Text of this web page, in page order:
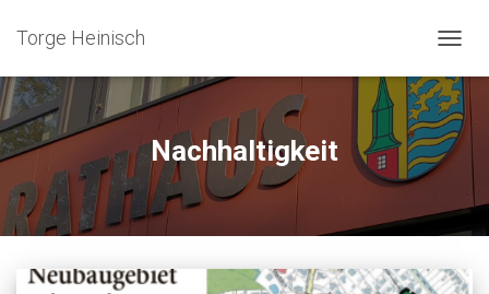
Torge Heinisch
Nachhaltigkeit